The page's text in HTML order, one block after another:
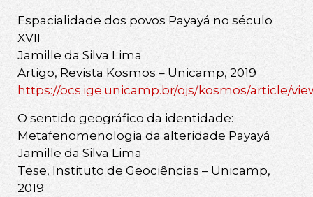
Espacialidade dos povos Payayá no século
XVII
Jamille da Silva Lima
Artigo, Revista Kosmos – Unicamp, 2019
https://ocs.ige.unicamp.br/ojs/kosmos/article/
O sentido geográfico da identidade:
Metafenomenologia da alteridade Payayá
Jamille da Silva Lima
Tese, Instituto de Geociências – Unicamp,
2019